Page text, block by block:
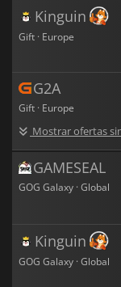
Kinguin
Gift · Europe
G2A
Gift · Europe
Mostrar ofertas
GAMESEAL
GOG Galaxy · Global
Kinguin
GOG Galaxy · Global